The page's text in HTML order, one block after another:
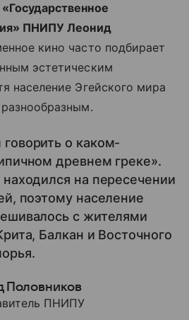
ПНИПУ Леонид
кино часто подбирает
эстетическим
население Эгейского мира
о каком-
древнем греке».
на пересечении
поэтому население
с жителями
Балкан и Восточного
Половников
ПНИПУ